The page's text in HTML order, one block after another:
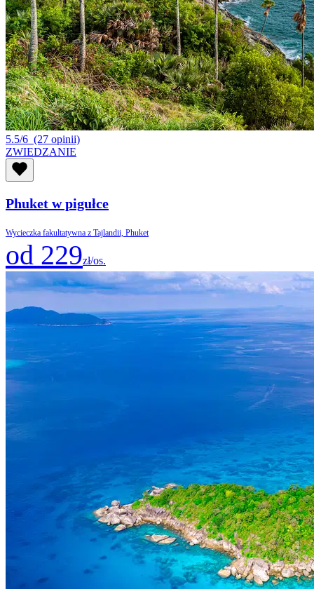
5.5/6 (27 opinii)
ZWIEDZANIE
Phuket w pigułce
Wycieczka fakultatywna z Tajlandii, Phuket
od 229zł/os.